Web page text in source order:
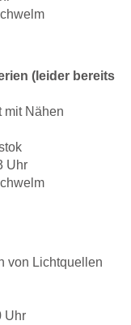
(leider bereits
mit Nähen
Uhr
von Lichtquellen
Uhr